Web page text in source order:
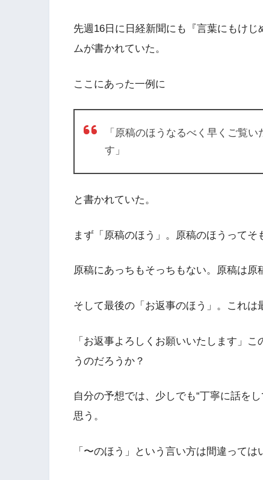
先週16日に日経新聞にも『言葉にもけじ
ムが書かれていた。
ここにあった一例に
「原稿のほうなるべく早くご覧
す」
と書かれていた。
まず「原稿のほう」。原稿のほうってそ
原稿にあっちもそっちもない。原稿は原
そして最後の「お返事のほう」。これは
「お返事よろしくお願いいたします」
うのだろうか？
自分の予想では、少しでも“丁寧に話を
思う。
「〜のほう」という言い方は間違って